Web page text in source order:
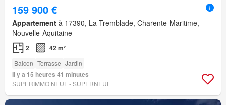
159 900 €
Appartement à 17390, La Tremblade, Charente-Maritime,
Nouvelle-Aquitaine
2 42 m²
Balcon Terrasse Jardin
Il y a 15 heures 41 minutes
SUPERIMMO NEUF - SUPERNEUF